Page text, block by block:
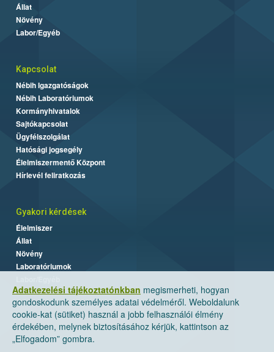
Adatkezelési tájékoztatónkban megismerheti, hogyan
gondoskodunk személyes adatai védelméről. Weboldalunk
cookie-kat (sütiket) használ a jobb felhasználói élmény
érdekében, melynek biztosításához kérjük, kattintson az
„Elfogadom” gombra.
Állat
Növény
Labor/Egyéb
Kapcsolat
Nébih Igazgatóságok
Nébih Laboratóriumok
Kormányhivatalok
Sajtókapcsolat
Ügyfélszolgálat
Hatósági jogsegély
Élelmiszermentő Központ
Hírlevél feliratkozás
Gyakori kérdések
Élelmiszer
Állat
Növény
Laboratóriumok